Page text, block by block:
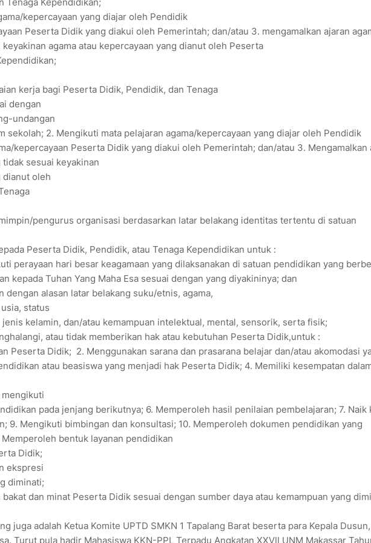
kepercayaan yang diajar oleh Pendidik
Peserta Didik yang diakui oleh Pemerintah; dan/atau 3. mengamalkan ajaran
agama atau kepercayaan yang dianut oleh Peserta
kerja bagi Peserta Didik, Pendidik, dan Tenaga
dengan
undangan
sekolah; 2. Mengikuti mata pelajaran agama/kepercayaan yang diajar oleh Pendidik
kepercayaan Peserta Didik yang diakui oleh Pemerintah; dan/atau 3. Mengamalkan
sesuai keyakinan
dianut oleh
pengurus organisasi berdasarkan latar belakang identitas tertentu di satuan
Peserta Didik, Pendidik, atau Tenaga Kependidikan untuk :
perayaan hari besar keagamaan yang dilaksanakan di satuan pendidikan yang
kepada Tuhan Yang Maha Esa sesuai dengan yang diyakininya; dan
dengan alasan latar belakang suku/etnis, agama,
status
kelamin, dan/atau kemampuan intelektual, mental, sensorik, serta fisik;
atau tidak memberikan hak atau kebutuhan Peserta Didik,untuk :
Peserta Didik; 2. Menggunakan sarana dan prasarana belajar dan/atau akomodasi
atau beasiswa yang menjadi hak Peserta Didik; 4. Memiliki kesempatan
pada jenjang berikutnya; 6. Memperoleh hasil penilaian pembelajaran; 7. Naik
9. Mengikuti bimbingan dan konsultasi; 10. Memperoleh dokumen pendidikan yang
bentuk layanan pendidikan
Didik;
ekspresi
diminati;
dan minat Peserta Didik sesuai dengan sumber daya atau kemampuan yang
juga adalah Ketua Komite UPTD SMKN 1 Tapalang Barat beserta para Kepala Dusun,
Turut pula hadir Mahasiswa KKN-PPL Terpadu Angkatan XXVII UNM Makassar